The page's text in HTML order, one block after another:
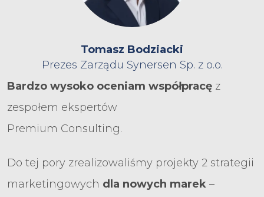
Tomasz Bodziacki
Prezes Zarządu Synersen Sp. z o.o.
Bardzo wysoko oceniam współpracę z
zespołem ekspertów
Premium Consulting.
Do tej pory zrealizowaliśmy projekty 2 strategii
marketingowych dla nowych marek –